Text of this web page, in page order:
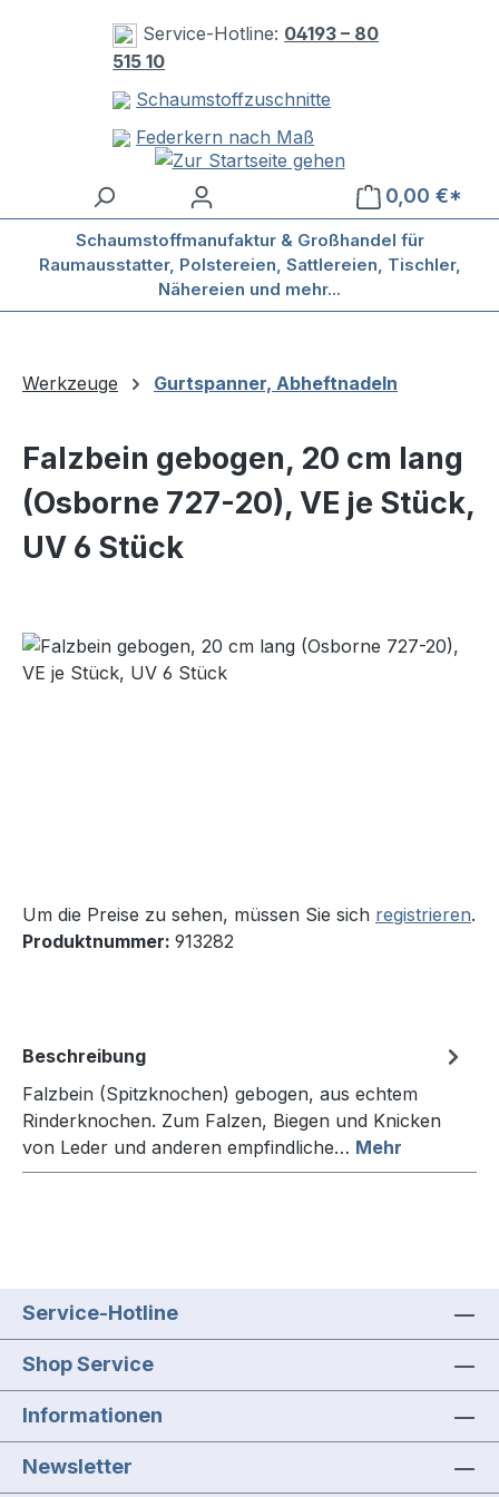
Zum Hauptinhalt springen
Service-Hotline: 04193 – 80
515 10
Schaumstoffzuschnitte
Federkern nach Maß
0,00 €*
Schaumstoffmanufaktur & Großhandel für
Raumausstatter, Polstereien, Sattlereien, Tischler,
Nähereien und mehr...
Werkzeuge Gurtspanner, Abheftnadeln
Falzbein gebogen, 20 cm lang
(Osborne 727-20), VE je Stück,
UV 6 Stück
Bildergalerie überspringen
Um die Preise zu sehen, müssen Sie sich registrieren.
Produktnummer: 913282
Beschreibung
Falzbein (Spitzknochen) gebogen, aus echtem
Rinderknochen. Zum Falzen, Biegen und Knicken
von Leder und anderen empfindliche… Mehr
Service-Hotline
Shop Service
Informationen
Newsletter